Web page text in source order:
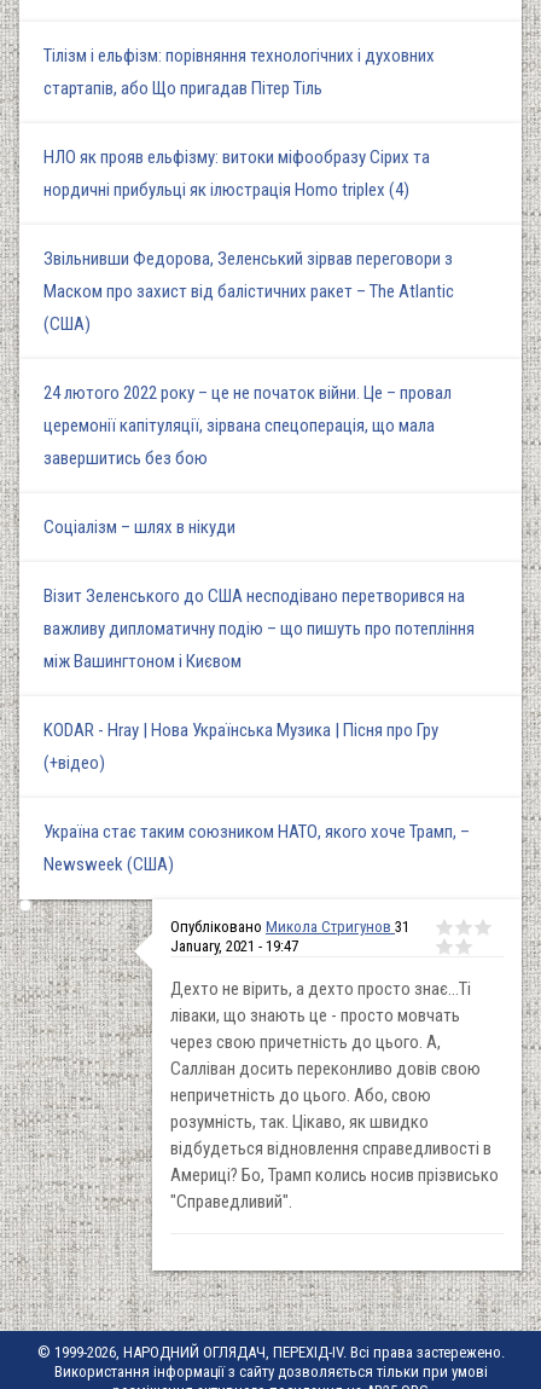
Тілізм і ельфізм: порівняння технологічних і духовних
стартапів, або Що пригадав Пітер Тіль
НЛО як прояв ельфізму: витоки міфообразу Сірих та
нордичні прибульці як ілюстрація Homo triplex (4)
Звільнивши Федорова, Зеленський зірвав переговори з
Маском про захист від балістичних ракет – The Atlantic
(США)
24 лютого 2022 року – це не початок війни. Це – провал
церемонії капітуляції, зірвана спецоперація, що мала
завершитись без бою
Соціалізм – шлях в нікуди
Візит Зеленського до США несподівано перетворився на
важливу дипломатичну подію – що пишуть про потепління
між Вашингтоном і Києвом
KODAR - Hray | Нова Українська Музика | Пісня про Гру
(+відео)
Україна стає таким союзником НАТО, якого хоче Трамп, –
Newsweek (США)
Опубліковано Микола Стригунов 31
January, 2021 - 19:47
Дехто не вірить, а дехто просто знає...Ті
ліваки, що знають це - просто мовчать
через свою причетність до цього. А,
Салліван досить переконливо довів свою
непричетність до цього. Або, свою
розумність, так. Цікаво, як швидко
відбудеться відновлення справедливості в
Америці? Бо, Трамп колись носив прізвисько
"Справедливий".
© 1999-2026, НАРОДНИЙ ОГЛЯДАЧ, ПЕРЕХІД-IV. Всі права застережено.
Використання інформації з сайту дозволяється тільки при умові